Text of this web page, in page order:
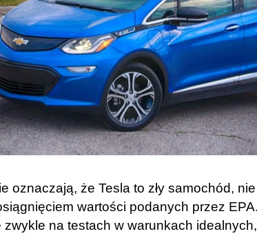
oznaczają, że Tesla to zły samochód,
wartości podanych przez
zwykle na testach w warunkach